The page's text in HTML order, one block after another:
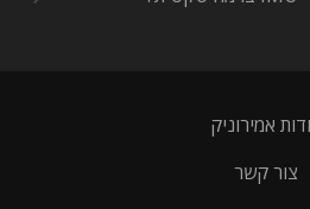
אמירוניק
צור קשר